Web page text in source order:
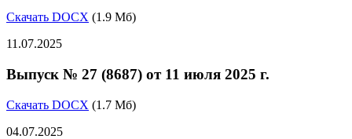
Скачать DOCX (1.9 Мб)
11.07.2025
Выпуск № 27 (8687) от 11 июля 2025 г.
Скачать DOCX (1.7 Мб)
04.07.2025